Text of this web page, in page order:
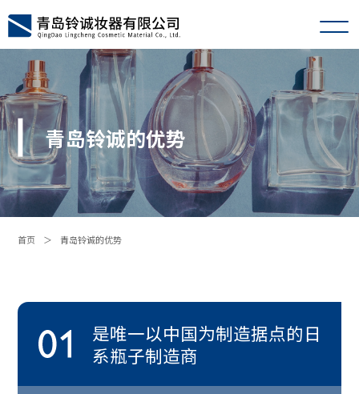
青岛铃诚的优势
首页 ＞ 青岛铃诚的优势
是唯一以中国为制造据点的日
系瓶子制造商